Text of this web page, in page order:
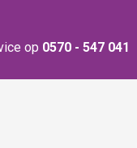
op 0570 - 547 041